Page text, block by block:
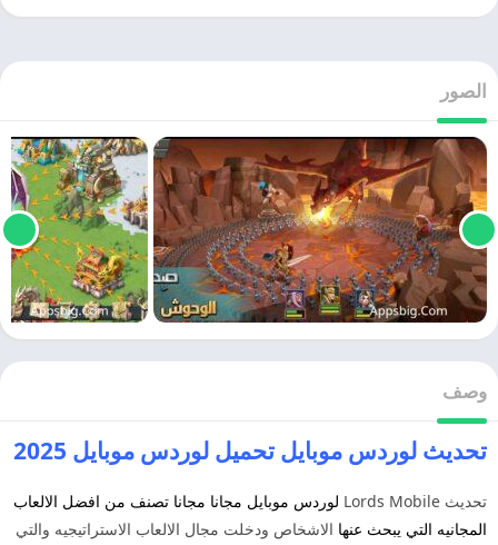
الصور
وصف
تحديث لوردس موبايل تحميل لوردس موبايل 2025
تحديث Lords Mobile لوردس موبايل مجانا مجانا تصنف من افضل الالعاب
المجانيه التي يبحث عنها الاشخاص ودخلت مجال الالعاب الاستراتيجيه والتي